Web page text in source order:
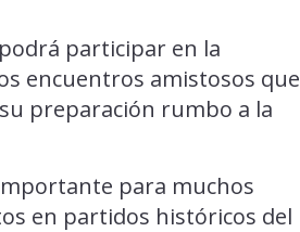
participar en la
encuentros amistosos que
preparación rumbo a la
para muchos
en partidos históricos del